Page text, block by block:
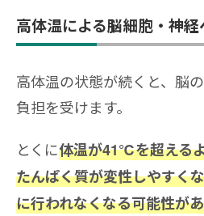
高体温による脳細胞・神
高体温の状態が続くと、脳
負担を受けます。
とくに体温が41℃を超える
たんぱく質が変性しやすく
に行われなくなる可能性が